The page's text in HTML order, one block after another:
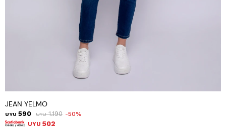
JEAN YELMO
UYU 590 UYU 1.190 50
UYU 502